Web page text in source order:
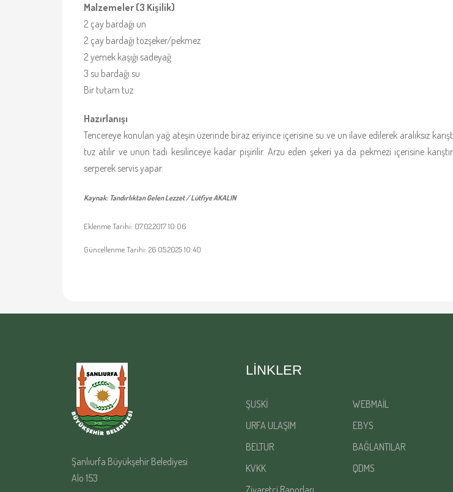
Malzemeler (3 Kişilik)
2 çay bardağı un
2 çay bardağı tozşeker/pekmez
2 yemek kaşığı sadeyağ
3 su bardağı su
Bir tutam tuz
Hazırlanışı
Tencereye konulan yağ ateşin üzerinde biraz eriyince içerisine su ve un ilave edilerek aralıksız
tuz atılır ve unun tadı kesilinceye kadar pişirilir. Arzu eden şekeri ya da pekmezi içerisine
serperek servis yapar.
Kaynak: Tandırlıktan Gelen Lezzet / Lütfiye AKALIN
Eklenme Tarihi: 07.02.2017 10:06
Güncellenme Tarihi: 26.05.2025 10:40
Şanlıurfa Büyükşehir Belediyesi
Alo 153
LINKLER
ŞUSKİ
WEBMAİL
URFA ULAŞIM
EBYS
BELTUR
BAĞLANTILAR
KVKK
QDMS